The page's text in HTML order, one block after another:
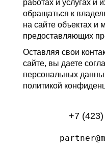
работах и услугах и
обращаться к
на сайте объектах
предоставляющих
Оставляя свои
сайте, вы даете
персональных
политикой
+7